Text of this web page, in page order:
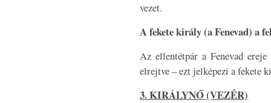
vezet.
A fekete király (a Fenevad) a
Az ellentétpár a Fenevad
elrejtve – ezt jelképezi a fekete
3. KIRÁLYNŐ (VEZÉR)